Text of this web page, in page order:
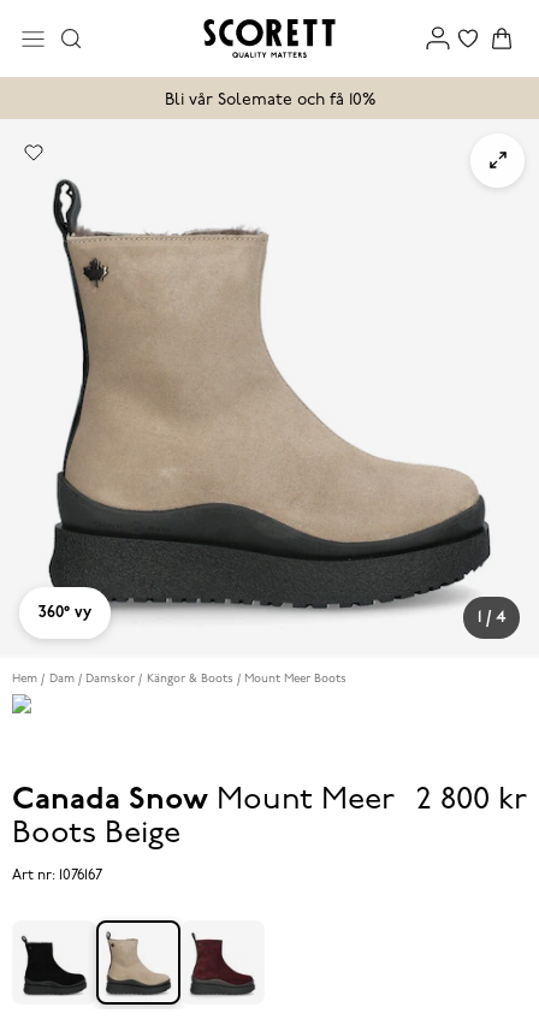
Bli vår Solemate och få 10%
/ 4
360° vy
Hem Dam Damskor Kängor & Boots Mount Meer Boots
Canada Snow Mount Meer
Boots Beige
Pris
2 800 kr
Art nr: 1076167